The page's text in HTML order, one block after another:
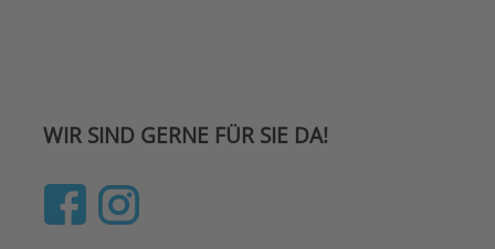
WIR SIND GERNE FÜR SIE DA!